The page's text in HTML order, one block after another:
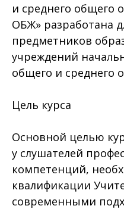
и среднего общего
ОБЖ» разработана
предметников
учреждений
общего и среднего
Цель курса
Основной целью
у слушателей
компетенций,
квалификации
современными